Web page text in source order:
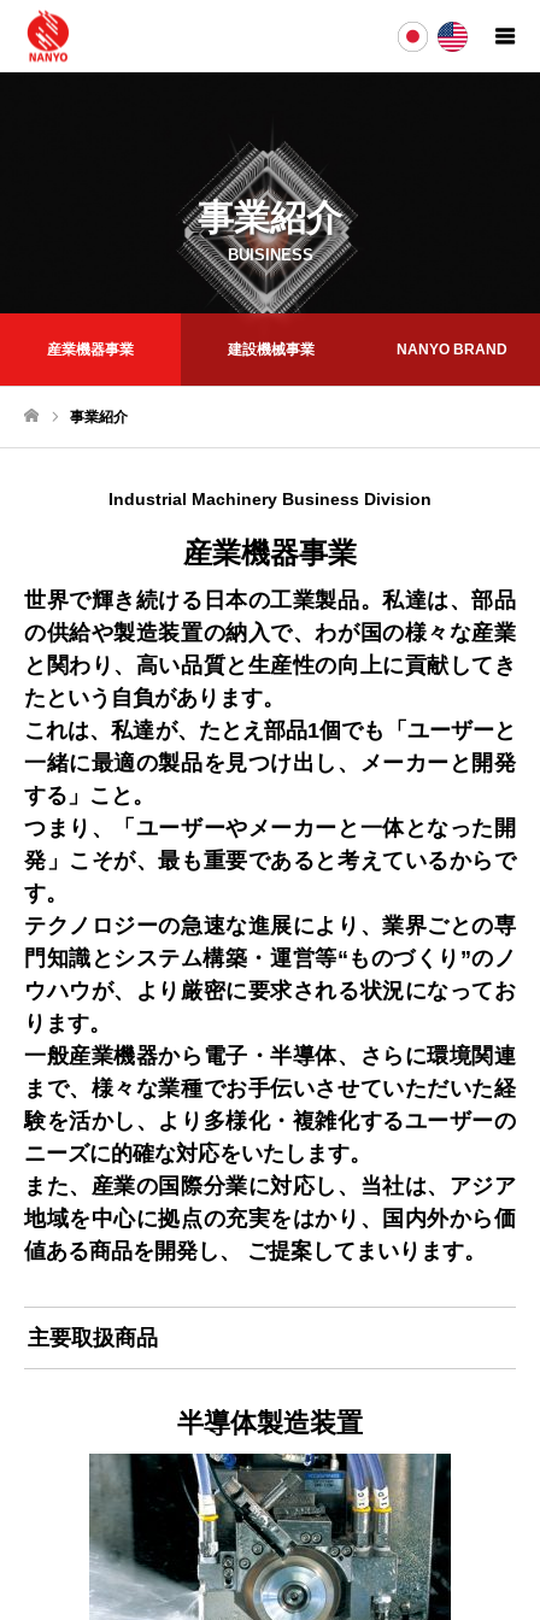
事業紹介
BUISINESS
産業機器事業 建設機械事業 NANYO BRAND
事業紹介
Industrial Machinery Business Division
産業機器事業
世界で輝き続ける日本の工業製品。私達は、部品
の供給や製造装置の納入で、わが国の様々な産業
と関わり、高い品質と生産性の向上に貢献してき
たという自負があります。
これは、私達が、たとえ部品1個でも「ユーザーと
一緒に最適の製品を見つけ出し、メーカーと開発
する」こと。
つまり、「ユーザーやメーカーと一体となった開
発」こそが、最も重要であると考えているからで
す。
テクノロジーの急速な進展により、業界ごとの専
門知識とシステム構築・運営等“ものづくり”のノ
ウハウが、より厳密に要求される状況になってお
ります。
一般産業機器から電子・半導体、さらに環境関連
まで、様々な業種でお手伝いさせていただいた経
験を活かし、より多様化・複雑化するユーザーの
ニーズに的確な対応をいたします。
また、産業の国際分業に対応し、当社は、アジア
地域を中心に拠点の充実をはかり、国内外から価
値ある商品を開発し、 ご提案してまいります。
主要取扱商品
半導体製造装置